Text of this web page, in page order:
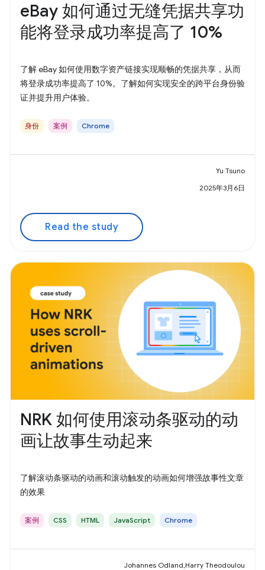
eBay 如何通过无缝凭据共享功
能将登录成功率提高了 10%
了解 eBay 如何使用数字资产链接实现顺畅的凭据共享，从而
将登录成功率提高了 10%。了解如何实现安全的跨平台身份验
证并提升用户体验。
身份 案例 Chrome
Yu Tsuno
2025年3月6日
Read the study
NRK 如何使用滚动条驱动的动
画让故事生动起来
了解滚动条驱动的动画和滚动触发的动画如何增强故事性文章
的效果
案例 CSS HTML JavaScript Chrome
Johannes Odland,Harry Theodoulou